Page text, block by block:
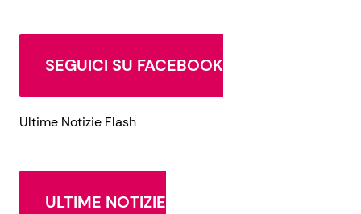
SEGUICI SU FACEBOOK
Ultime Notizie Flash
ULTIME NOTIZIE